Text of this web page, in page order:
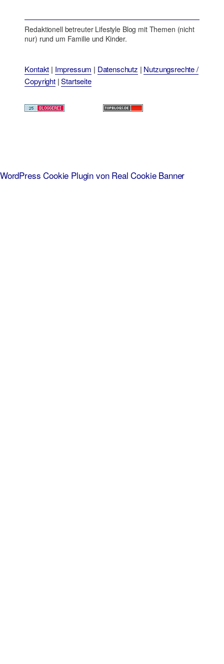
Redaktionell betreuter Lifestyle Blog mit Themen (nicht
nur) rund um Familie und Kinder.
Kontakt | Impressum | Datenschutz | Nutzungsrechte /
Copyright|Startseite
WordPress Cookie Plugin von Real Cookie Banner